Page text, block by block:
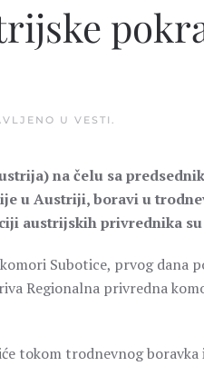
U VESTI .
na čelu sa
u Austriji, boravi u
austrijskih privrednika
Subotice, prvog dana
Regionalna privredna
tokom trodnevnog